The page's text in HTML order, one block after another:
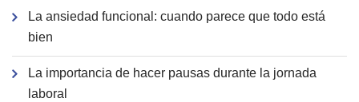
La ansiedad funcional: cuando parece que todo está
bien
La importancia de hacer pausas durante la jornada
laboral